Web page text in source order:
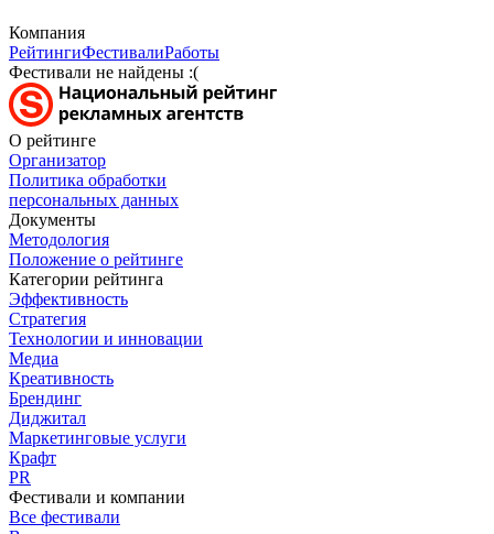
Компания
РейтингиФестивалиРаботы
Фестивали не найдены :(
О рейтинге
Организатор
Политика обработки
персональных данных
Документы
Методология
Положение о рейтинге
Категории рейтинга
Эффективность
Стратегия
Технологии и инновации
Медиа
Креативность
Брендинг
Диджитал
Маркетинговые услуги
Крафт
PR
Фестивали и компании
Все фестивали